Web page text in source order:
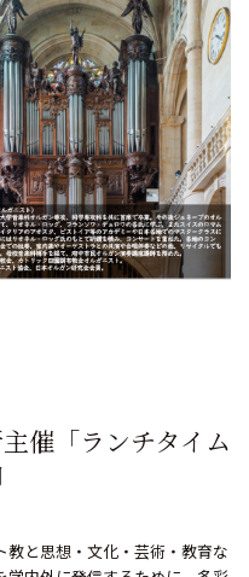
催「ランチタイム
と思想・文化・芸術・教育な